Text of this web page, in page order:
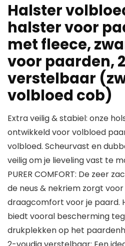
Halster
halster voor
met fleece,
voor paarden,
verstelbaar
volbloed cob)
Extra veilig & stabiel: onze
ontwikkeld voor volbloed
volbloed. Scheurvast en
veilig om je lieveling vast te
PURER COMFORT: De zeer
de neus & nekriem zorgt
draagcomfort voor je paard.
biedt vooral bescherming
drukplekken op het